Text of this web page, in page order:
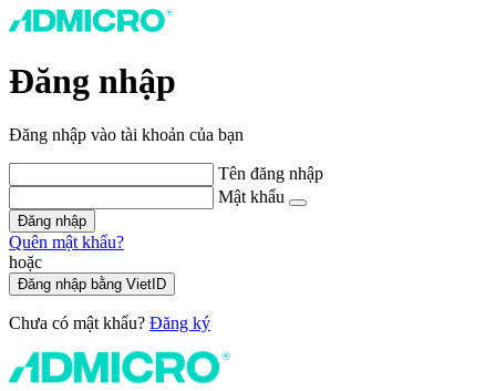
Đăng nhập
Đăng nhập vào tài khoản của bạn
Tên đăng nhập
Mật khẩu
Đăng nhập
Quên mật khẩu?
hoặc
Đăng nhập bằng VietID
Chưa có mật khẩu? Đăng ký